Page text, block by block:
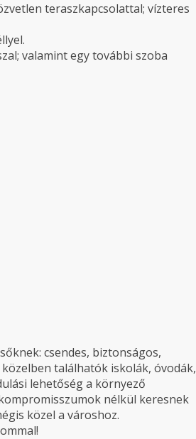
teraszkapcsolattal; vízteres
valamint egy további szoba
csendes, biztonságos,
találhatók iskolák, óvodák,
lehetőség a környező
nélkül keresnek
közel a városhoz.